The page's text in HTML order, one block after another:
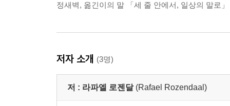
정새벽, 옮긴이의 말 「세 줄 안에서, 일상의 말로」
저자 소개 (3명)
저 : 라파엘 로젠달 (Rafael Rozendaal)